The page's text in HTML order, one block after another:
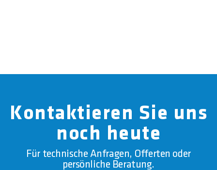
Kontaktieren Sie uns
noch heute
Für technische Anfragen, Offerten oder
persönliche Beratung.